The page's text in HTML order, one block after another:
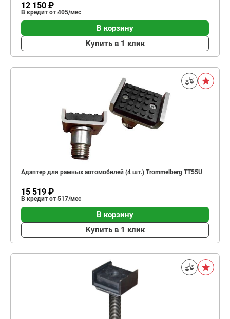
12 150 ₽
В кредит от 405/мес
В корзину
Купить в 1 клик
Адаптер для рамных автомобилей (4 шт.) Trommelberg TT55U
15 519 ₽
В кредит от 517/мес
В корзину
Купить в 1 клик